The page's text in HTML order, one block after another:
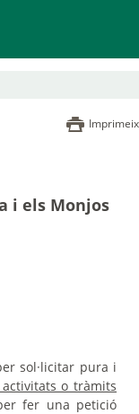
Imprimeix
i els Monjos
sol·licitar pura i
o tràmits
fer una petició